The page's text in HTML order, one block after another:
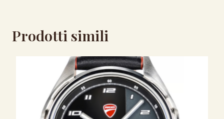
Prodotti simili